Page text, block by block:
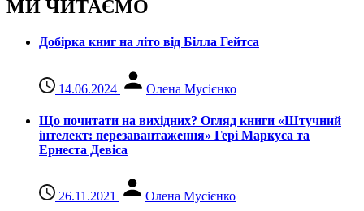
МИ ЧИТАЄМО
Добірка книг на літо від Білла Гейтса
14.06.2024 Олена Мусієнко
Що почитати на вихідних? Огляд книги «Штучний
інтелект: перезавантаження» Гері Маркуса та
Ернеста Девіса
26.11.2021 Олена Мусієнко